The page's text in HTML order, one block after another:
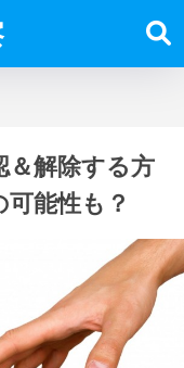
＆解除する方
能性も？